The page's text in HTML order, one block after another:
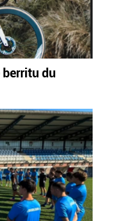
berritu du